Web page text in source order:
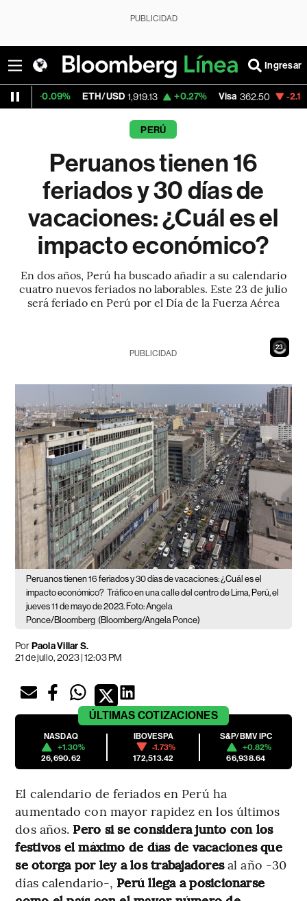
PUBLICIDAD
Ingresar
ETH/USD 1,919.13 +0.27% Visa 362.50 -2.15%
PERÚ
Peruanos tienen 16
feriados y 30 días de
vacaciones: ¿Cuál es el
impacto económico?
En dos años, Perú ha buscado añadir a su calendario
cuatro nuevos feriados no laborables. Este 23 de julio
será feriado en Perú por el Día de la Fuerza Aérea
21
PUBLICIDAD
Peruanos tienen 16 feriados y 30 días de vacaciones: ¿Cuál es el
impacto económico? Tráfico en una calle del centro de Lima, Perú, el
jueves 11 de mayo de 2023. Foto: Angela
Ponce/Bloomberg (Bloomberg/Angela Ponce)
PorPaola Villar S.
21 de julio, 2023 | 12:03 PM
ÚLTIMAS COTIZACIONES
NASDAQ
+1.30%
26,690.62
IBOVESPA
-1.73%
172,513.42
S&P/BMV IPC
+0.82%
66,938.64
El calendario de feriados en Perú ha
aumentado con mayor rapidez en los últimos
dos años. Pero si se considera junto con los
festivos el máximo de días de vacaciones que
se otorga por ley a los trabajadoresal año -30
días calendario-, Perú llega a posicionarse